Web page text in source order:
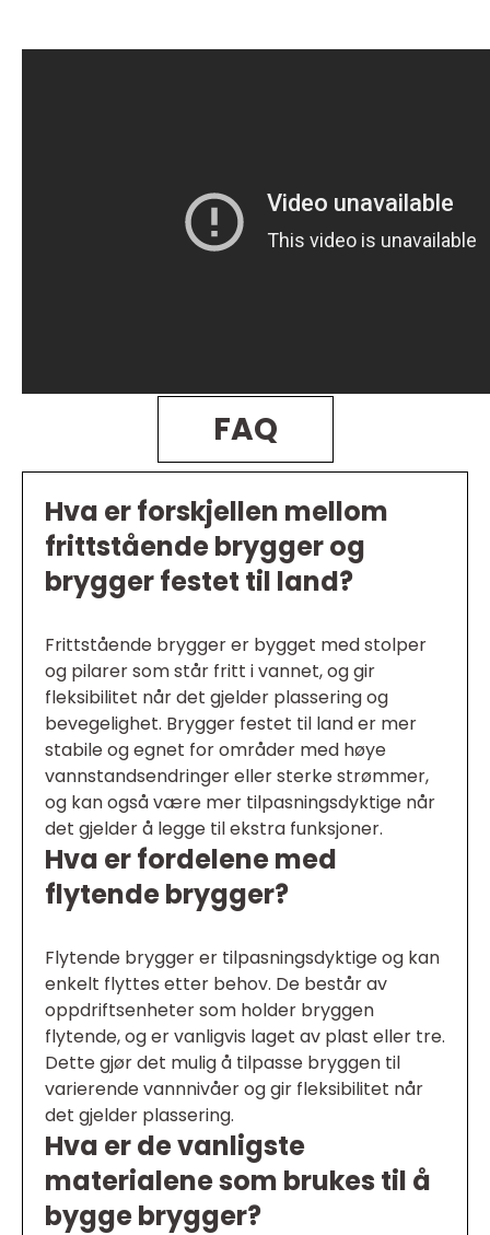
FAQ
Hva er forskjellen mellom
frittstående brygger og
brygger festet til land?
Frittstående brygger er bygget med stolper
og pilarer som står fritt i vannet, og gir
fleksibilitet når det gjelder plassering og
bevegelighet. Brygger festet til land er mer
stabile og egnet for områder med høye
vannstandsendringer eller sterke strømmer,
og kan også være mer tilpasningsdyktige når
det gjelder å legge til ekstra funksjoner.
Hva er fordelene med
flytende brygger?
Flytende brygger er tilpasningsdyktige og kan
enkelt flyttes etter behov. De består av
oppdriftsenheter som holder bryggen
flytende, og er vanligvis laget av plast eller tre.
Dette gjør det mulig å tilpasse bryggen til
varierende vannnivåer og gir fleksibilitet når
det gjelder plassering.
Hva er de vanligste
materialene som brukes til å
bygge brygger?